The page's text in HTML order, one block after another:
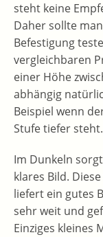
steht keine
Daher sollte
Befestigung
vergleichbaren
einer Höhe
abhängig
Beispiel wenn
Stufe tiefer steht.
Im Dunkeln
klares Bild.
liefert ein gutes
sehr weit und
Einziges kleines